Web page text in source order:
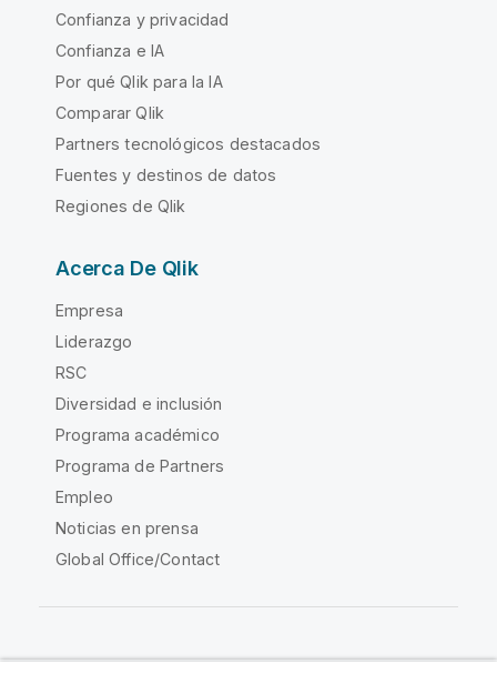
Confianza y privacidad
Confianza e IA
Por qué Qlik para la IA
Comparar Qlik
Partners tecnológicos destacados
Fuentes y destinos de datos
Regiones de Qlik
Acerca De Qlik
Empresa
Liderazgo
RSC
Diversidad e inclusión
Programa académico
Programa de Partners
Empleo
Noticias en prensa
Global Office/Contact